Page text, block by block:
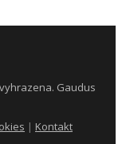
Gaudus
| Kontakt